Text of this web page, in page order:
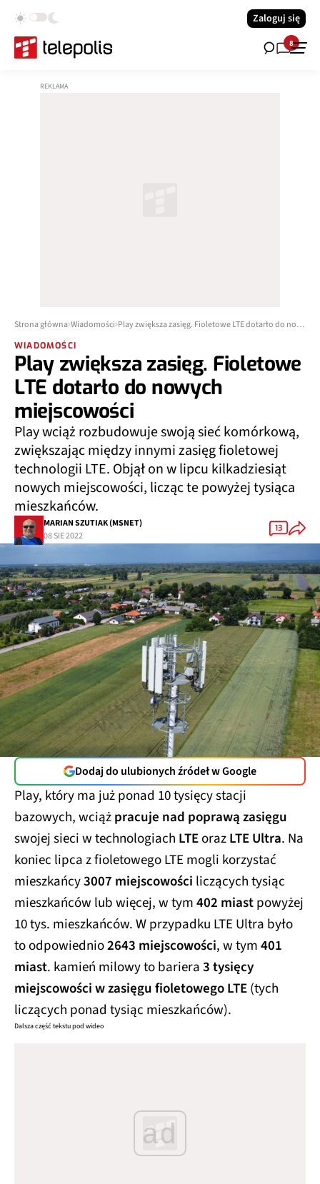
Zaloguj się
8
Strona główna Wiadomości Play zwiększa zasięg. Fioletowe LTE dotarło do nowych miejscowości
WIADOMOŚCI
Play zwiększa zasięg. Fioletowe
LTE dotarło do nowych
miejscowości
Play wciąż rozbudowuje swoją sieć komórkową,
zwiększając między innymi zasięg fioletowej
technologii LTE. Objął on w lipcu kilkadziesiąt
nowych miejscowości, licząc te powyżej tysiąca
mieszkańców.
MARIAN SZUTIAK (MSNET)
08 SIE 2022
13
Dodaj do ulubionych źródeł w Google
Play, który ma już ponad 10 tysięcy stacji
bazowych, wciążpracuje nad poprawą zasięgu
swojej sieci w technologiach LTEorazLTE Ultra. Na
koniec lipca z fioletowego LTE mogli korzystać
mieszkańcy3007 miejscowości liczących tysiąc
mieszkańców lub więcej, w tym402 miastpowyżej
10 tys. mieszkańców. W przypadku LTE Ultra było
to odpowiednio2643 miejscowości, w tym401
miast. kamień milowy to bariera3 tysięcy
miejscowości w zasięgu fioletowego LTE(tych
liczących ponad tysiąc mieszkańców).
Dalsza część tekstu pod wideo
ad